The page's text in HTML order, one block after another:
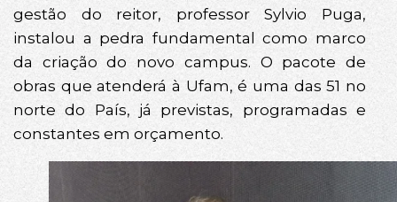
gestão do reitor, professor Sylvio Puga,
instalou a pedra fundamental como marco
da criação do novo campus. O pacote de
obras que atenderá à Ufam, é uma das 51 no
norte do País, já previstas, programadas e
constantes em orçamento.